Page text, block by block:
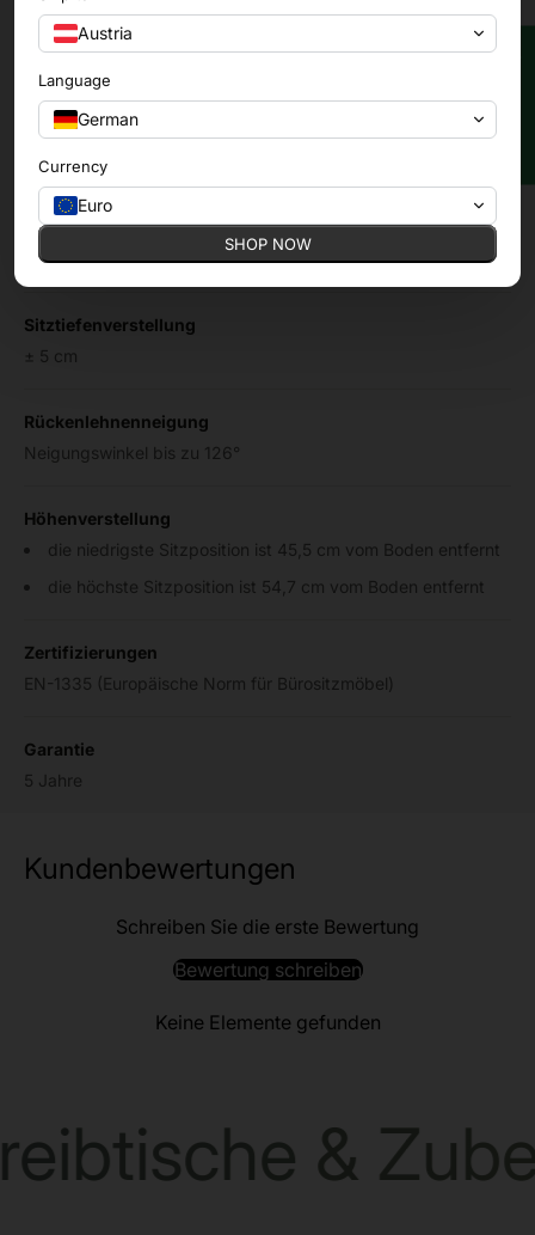
Breite zwischen den Armlehnen: 435–525 mm
Mechanismus
DONATI-Mechanik, körpergewichtsabhängig einstellbar
*Die DONATI-Mechanik ist ein hochwertiger italienischer
Rückenlehnenverstellung des Stuhls steuert. Er passt die
Rückstellkraft an Ihr Gewicht an und sorgt dafür, dass sich
der Stuhl für jeden Benutzer natürlich und unterstützend
anfühlt.
Sitztiefenverstellung
± 5 cm
Rückenlehnenneigung
Neigungswinkel bis zu 126°
Höhenverstellung
die niedrigste Sitzposition ist 45,5 cm vom Boden entfernt
die höchste Sitzposition ist 54,7 cm vom Boden entfernt
Zertifizierungen
EN-1335 (Europäische Norm für Bürositzmöbel)
Garantie
5 Jahre
Kundenbewertungen
Schreiben Sie die erste Bewertung
Bewertung schreiben
Keine Elemente gefunden
&
Austria
Language
German
Currency
Euro
SHOP NOW